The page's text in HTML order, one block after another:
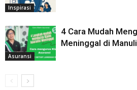
Inspirasi
Asuransi
4 Cara Mudah
Meninggal di